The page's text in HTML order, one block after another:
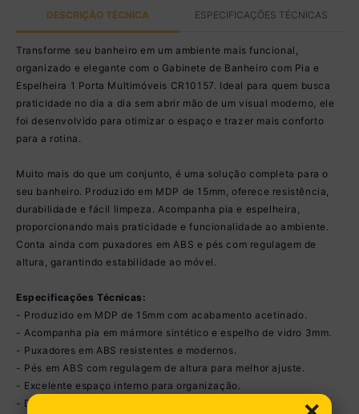
DESCRIÇÃO TÉCNICA ESPECIFICAÇÕES TÉCNICAS
Transforme seu banheiro em um ambiente mais funcional,
organizado e elegante com o Gabinete de Banheiro com Pia e
Espelheira 1 Porta Multimóveis CR10157. Ideal para quem busca
praticidade no dia a dia sem abrir mão de um visual moderno, ele
foi desenvolvido para otimizar o espaço e trazer mais conforto
para a rotina.
Muito mais do que um conjunto, é uma solução completa para o
seu banheiro. Produzido em MDP de 15mm, oferece resistência,
durabilidade e fácil limpeza. Acompanha pia e espelheira,
proporcionando mais praticidade e funcionalidade ao ambiente.
Conta ainda com puxadores em ABS e pés com regulagem de
altura, garantindo estabilidade ao móvel.
Especificações Técnicas:
- Produzido em MDP de 15mm com acabamento acetinado.
- Acompanha pia em mármore sintético e espelho de vidro 3mm.
- Puxadores em ABS resistentes e modernos.
- Pés em ABS com regulagem de altura para melhor ajuste.
- Excelente espaço interno para organização.
- Design moderno que combina com diferentes estilos de